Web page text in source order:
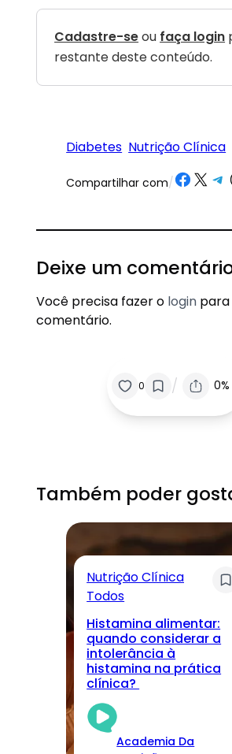
Cadastre-seou faça login
restante deste conteúdo.
Diabetes Nutrição Clínica
Compartilhar com/ Share on
Share on X
Deixe um
Você precisa fazer o login
comentário.
0 / 0%
Também poder
Nutrição Clínica
Todos
Histamina alimentar:
quando considerar a
intolerância à
histamina na prática
clínica?
Academia Da